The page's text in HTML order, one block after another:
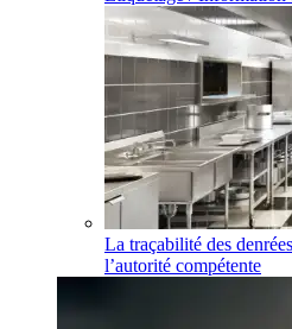
La traçabilité des
l’autorité compétente